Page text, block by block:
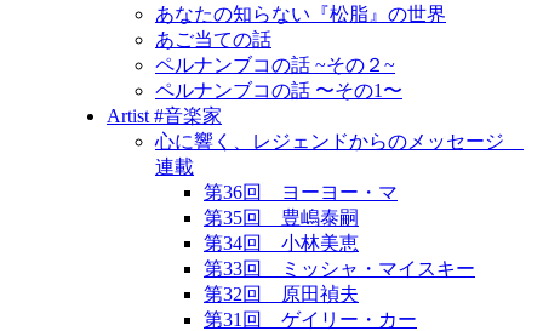
あなたの知らない『松脂』の世界
あご当ての話
ペルナンブコの話 ~その２~
ペルナンブコの話 〜その1〜
Artist #音楽家
心に響く、レジェンドからのメッセージ
連載
第36回 ヨーヨー・マ
第35回 豊嶋泰嗣
第34回 小林美恵
第33回 ミッシャ・マイスキー
第32回 原田禎夫
第31回 ゲイリー・カー